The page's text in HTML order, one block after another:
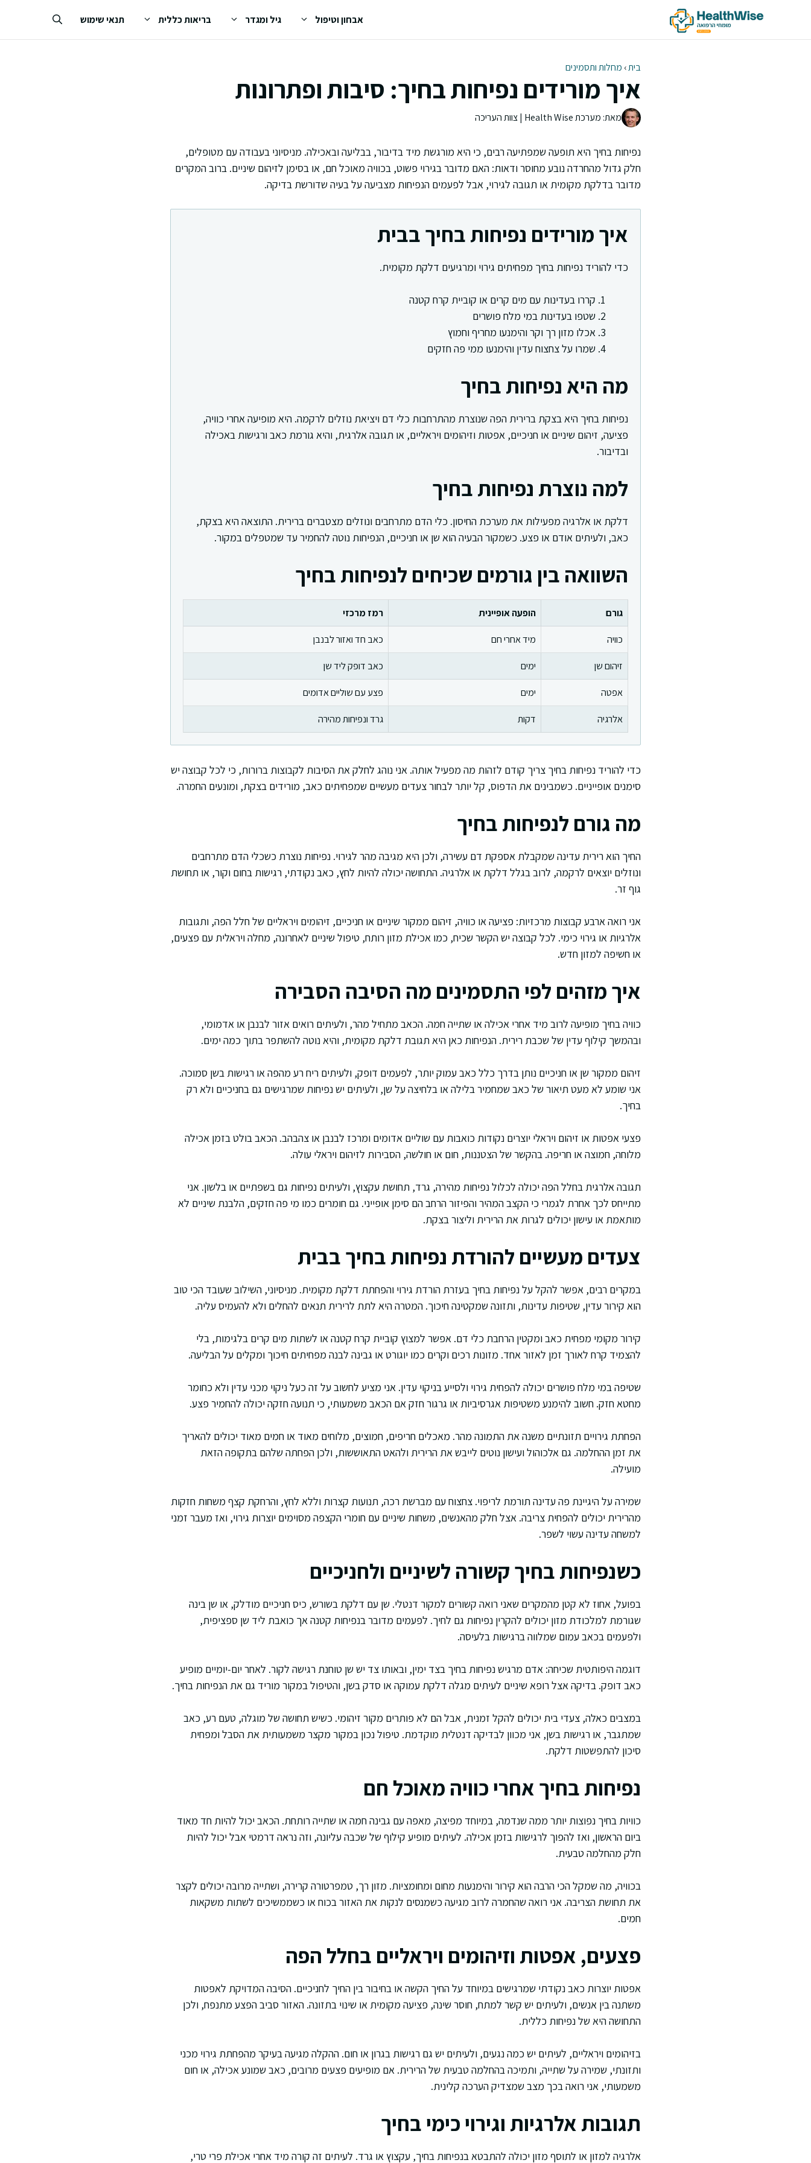
אבחון וטיפול גיל ומגדר בריאות כללית תנאי שימוש
בית› מחלות ותסמינים
איך מורידים נפיחות בחיך: סיבות ופתרונות
מאת: מערכת Health Wise | צוות העריכה
נפיחות בחיך היא תופעה שמפתיעה רבים, כי היא מורגשת מיד בדיבור, בבליעה ובאכילה. מניסיוני בעבודה עם מטופלים,
חלק גדול מהחרדה נובע מחוסר ודאות: האם מדובר בגירוי פשוט, בכוויה מאוכל חם, או בסימן לזיהום שיניים. ברוב המקרים
מדובר בדלקת מקומית או תגובה לגירוי, אבל לפעמים הנפיחות מצביעה על בעיה שדורשת בדיקה.
איך מורידים נפיחות בחיך בבית
כדי להוריד נפיחות בחיך מפחיתים גירוי ומרגיעים דלקת מקומית.
קררו בעדינות עם מים קרים או קוביית קרח קטנה
שטפו בעדינות במי מלח פושרים
אכלו מזון רך וקר והימנעו מחריף וחמוץ
שמרו על צחצוח עדין והימנעו ממי פה חזקים
מה היא נפיחות בחיך
נפיחות בחיך היא בצקת ברירית הפה שנוצרת מהתרחבות כלי דם ויציאת נוזלים לרקמה. היא מופיעה אחרי כוויה,
פציעה, זיהום שיניים או חניכיים, אפטות וזיהומים ויראליים, או תגובה אלרגית, והיא גורמת כאב ורגישות באכילה
ובדיבור.
למה נוצרת נפיחות בחיך
דלקת או אלרגיה מפעילות את מערכת החיסון. כלי הדם מתרחבים ונוזלים מצטברים ברירית. התוצאה היא בצקת,
כאב, ולעיתים אודם או פצע. כשמקור הבעיה הוא שן או חניכיים, הנפיחות נוטה להחמיר עד שמטפלים במקור.
השוואה בין גורמים שכיחים לנפיחות בחיך
גורם הופעה אופיינית
רמז מרכזי
כוויה
מיד אחרי חם
כאב חד ואזור לבנבן
זיהום שן
ימים
כאב דופק ליד שן
אפטה
ימים
פצע עם שוליים אדומים
אלרגיה
דקות גרד ונפיחות מהירה
כדי להוריד נפיחות בחיך צריך קודם לזהות מה מפעיל אותה. אני נוהג לחלק את הסיבות לקבוצות ברורות, כי לכל קבוצה יש
סימנים אופייניים. כשמבינים את הדפוס, קל יותר לבחור צעדים מעשיים שמפחיתים כאב, מורידים בצקת, ומונעים החמרה.
מה גורם לנפיחות בחיך
החיך הוא רירית עדינה שמקבלת אספקת דם עשירה, ולכן היא מגיבה מהר לגירוי. נפיחות נוצרת כשכלי הדם מתרחבים
ונוזלים יוצאים לרקמה, לרוב בגלל דלקת או אלרגיה. התחושה יכולה להיות לחץ, כאב נקודתי, רגישות בחום וקור, או תחושת
גוף זר.
אני רואה ארבע קבוצות מרכזיות: פציעה או כוויה, זיהום ממקור שיניים או חניכיים, זיהומים ויראליים של חלל הפה, ותגובות
אלרגיות או גירוי כימי. לכל קבוצה יש הקשר שכיח, כמו אכילת מזון רותח, טיפול שיניים לאחרונה, מחלה ויראלית עם פצעים,
או חשיפה למזון חדש.
איך מזהים לפי התסמינים מה הסיבה הסבירה
כוויה בחיך מופיעה לרוב מיד אחרי אכילה או שתייה חמה. הכאב מתחיל מהר, ולעיתים רואים אזור לבנבן או אדמומי,
ובהמשך קילוף עדין של שכבת רירית. הנפיחות כאן היא תגובת דלקת מקומית, והיא נוטה להשתפר בתוך כמה ימים.
זיהום ממקור שן או חניכיים נותן בדרך כלל כאב עמוק יותר, לפעמים דופק, ולעיתים ריח רע מהפה או רגישות בשן סמוכה.
אני שומע לא מעט תיאור של כאב שמחמיר בלילה או בלחיצה על שן, ולעיתים יש נפיחות שמרגישים גם בחניכיים ולא רק
בחיך.
פצעי אפטות או זיהום ויראלי יוצרים נקודות כואבות עם שוליים אדומים ומרכז לבנבן או צהבהב. הכאב בולט בזמן אכילה
מלוחה, חמוצה או חריפה. בהקשר של הצטננות, חום או חולשה, הסבירות לזיהום ויראלי עולה.
תגובה אלרגית בחלל הפה יכולה לכלול נפיחות מהירה, גרד, תחושת עקצוץ, ולעיתים נפיחות גם בשפתיים או בלשון. אני
מתייחס לכך אחרת לגמרי כי הקצב המהיר והפיזור הרחב הם סימן אופייני. גם חומרים כמו מי פה חזקים, הלבנת שיניים לא
מותאמת או עישון יכולים לגרות את הרירית וליצור בצקת.
צעדים מעשיים להורדת נפיחות בחיך בבית
במקרים רבים, אפשר להקל על נפיחות בחיך בעזרת הורדת גירוי והפחתת דלקת מקומית. מניסיוני, השילוב שעובד הכי טוב
הוא קירור עדין, שטיפות עדינות, ותזונה שמקטינה חיכוך. המטרה היא לתת לרירית תנאים להחלים ולא להעמיס עליה.
קירור מקומי מפחית כאב ומקטין הרחבת כלי דם. אפשר למצוץ קוביית קרח קטנה או לשתות מים קרים בלגימות, בלי
להצמיד קרח לאורך זמן לאזור אחד. מזונות רכים וקרים כמו יוגורט או גבינה לבנה מפחיתים חיכוך ומקלים על הבליעה.
שטיפה במי מלח פושרים יכולה להפחית גירוי ולסייע בניקוי עדין. אני מציע לחשוב על זה כעל ניקוי מכני עדין ולא כחומר
מחטא חזק. חשוב להימנע משטיפות אגרסיביות או גרגור חזק אם הכאב משמעותי, כי תנועה חזקה יכולה להחמיר פצע.
הפחתת גירויים תזונתיים משנה את התמונה מהר. מאכלים חריפים, חמוצים, מלוחים מאוד או חמים מאוד יכולים להאריך
את זמן ההחלמה. גם אלכוהול ועישון נוטים לייבש את הרירית ולהאט התאוששות, ולכן הפחתה שלהם בתקופה הזאת
מועילה.
שמירה על היגיינת פה עדינה תורמת לריפוי. צחצוח עם מברשת רכה, תנועות קצרות וללא לחץ, והרחקת קצף משחות חזקות
מהרירית יכולים להפחית צריבה. אצל חלק מהאנשים, משחות שיניים עם חומרי הקצפה מסוימים יוצרות גירוי, ואז מעבר זמני
למשחה עדינה עשוי לשפר.
כשנפיחות בחיך קשורה לשיניים ולחניכיים
בפועל, אחוז לא קטן מהמקרים שאני רואה קשורים למקור דנטלי. שן עם דלקת בשורש, כיס חניכיים מודלק, או שן בינה
שגורמת למלכודת מזון יכולים להקרין נפיחות גם לחיך. לפעמים מדובר בנפיחות קטנה אך כואבת ליד שן ספציפית,
ולפעמים בכאב עמום שמלווה ברגישות בלעיסה.
דוגמה היפותטית שכיחה: אדם מרגיש נפיחות בחיך בצד ימין, ובאותו צד יש שן טוחנת רגישה לקור. לאחר יום-יומיים מופיע
כאב דופק. בדיקה אצל רופא שיניים לעיתים מגלה דלקת עמוקה או סדק בשן, והטיפול במקור מוריד גם את הנפיחות בחיך.
במצבים כאלה, צעדי בית יכולים להקל זמנית, אבל הם לא פותרים מקור זיהומי. כשיש תחושה של מוגלה, טעם רע, כאב
שמתגבר, או רגישות בשן, אני מכוון לבדיקה דנטלית מוקדמת. טיפול נכון במקור מקצר משמעותית את הסבל ומפחית
סיכון להתפשטות דלקת.
נפיחות בחיך אחרי כוויה מאוכל חם
כוויות בחיך נפוצות יותר ממה שנדמה, במיוחד מפיצה, מאפה עם גבינה חמה או שתייה רותחת. הכאב יכול להיות חד מאוד
ביום הראשון, ואז להפוך לרגישות בזמן אכילה. לעיתים מופיע קילוף של שכבה עליונה, וזה נראה דרמטי אבל יכול להיות
חלק מהחלמה טבעית.
בכוויה, מה שמקל הכי הרבה הוא קירור והימנעות מחום ומחומציות. מזון רך, טמפרטורה קרירה, ושתייה מרובה יכולים לקצר
את תחושת הצריבה. אני רואה שהחמרה לרוב מגיעה כשמנסים לנקות את האזור בכוח או כשממשיכים לשתות משקאות
חמים.
פצעים, אפטות וזיהומים ויראליים בחלל הפה
אפטות יוצרות כאב נקודתי שמרגישים במיוחד על החיך הקשה או בחיבור בין החיך לחניכיים. הסיבה המדויקת לאפטות
משתנה בין אנשים, ולעיתים יש קשר למתח, חוסר שינה, פציעה מקומית או שינוי בתזונה. האזור סביב הפצע מתנפח, ולכן
התחושה היא של נפיחות כללית.
בזיהומים ויראליים, לעיתים יש כמה נגעים, ולעיתים יש גם רגישות בגרון או חום. ההקלה מגיעה בעיקר מהפחתת גירוי מכני
ותזונתי, שמירה על שתייה, ותמיכה בהחלמה טבעית של הרירית. אם מופיעים פצעים מרובים, כאב שמונע אכילה, או חום
משמעותי, אני רואה בכך מצב שמצדיק הערכה קלינית.
תגובות אלרגיות וגירוי כימי בחיך
אלרגיה למזון או לתוסף מזון יכולה להתבטא בנפיחות בחיך, עקצוץ או גרד. לעיתים זה קורה מיד אחרי אכילת פרי טרי,